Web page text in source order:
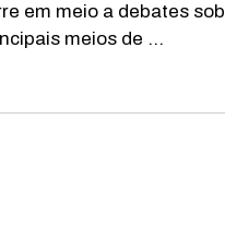
em meio a debates
meios de ...